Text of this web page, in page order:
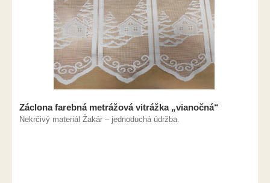
Záclona farebná metrážová vitrážka „vianočná“
Nekrčivý materiál Žakár – jednoduchá údržba.